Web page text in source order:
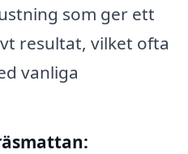
som ger ett
resultat, vilket ofta
vanliga